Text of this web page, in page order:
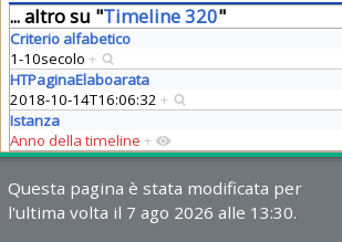
... altro su "Timeline 320"
Criterio alfabetico
1-10secolo +
HTPaginaElaboarata
2018-10-14T16:06:32 +
Istanza
Anno della timeline +
Questa pagina è stata modificata per
l'ultima volta il 7 ago 2026 alle 13:30.